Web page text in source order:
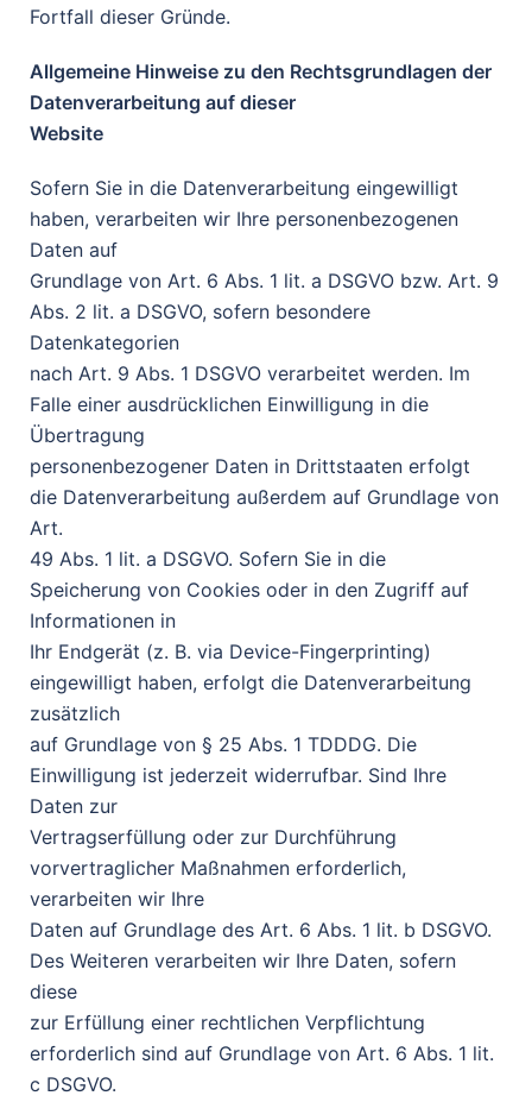
Fortfall dieser Gründe.
Allgemeine Hinweise zu den Rechtsgrundlagen der
Datenverarbeitung auf dieser
Website
Sofern Sie in die Datenverarbeitung eingewilligt
haben, verarbeiten wir Ihre personenbezogenen
Daten auf
Grundlage von Art. 6 Abs. 1 lit. a DSGVO bzw. Art. 9
Abs. 2 lit. a DSGVO, sofern besondere
Datenkategorien
nach Art. 9 Abs. 1 DSGVO verarbeitet werden. Im
Falle einer ausdrücklichen Einwilligung in die
Übertragung
personenbezogener Daten in Drittstaaten erfolgt
die Datenverarbeitung außerdem auf Grundlage von
Art.
49 Abs. 1 lit. a DSGVO. Sofern Sie in die
Speicherung von Cookies oder in den Zugriff auf
Informationen in
Ihr Endgerät (z. B. via Device-Fingerprinting)
eingewilligt haben, erfolgt die Datenverarbeitung
zusätzlich
auf Grundlage von § 25 Abs. 1 TDDDG. Die
Einwilligung ist jederzeit widerrufbar. Sind Ihre
Daten zur
Vertragserfüllung oder zur Durchführung
vorvertraglicher Maßnahmen erforderlich,
verarbeiten wir Ihre
Daten auf Grundlage des Art. 6 Abs. 1 lit. b DSGVO.
Des Weiteren verarbeiten wir Ihre Daten, sofern
diese
zur Erfüllung einer rechtlichen Verpflichtung
erforderlich sind auf Grundlage von Art. 6 Abs. 1 lit.
c DSGVO.